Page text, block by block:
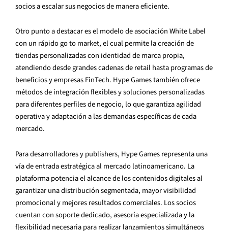
socios a escalar sus negocios de manera eficiente.
Otro punto a destacar es el modelo de asociación White Label
con un rápido go to market, el cual permite la creación de
tiendas personalizadas con identidad de marca propia,
atendiendo desde grandes cadenas de retail hasta programas de
beneficios y empresas FinTech. Hype Games también ofrece
métodos de integración flexibles y soluciones personalizadas
para diferentes perfiles de negocio, lo que garantiza agilidad
operativa y adaptación a las demandas específicas de cada
mercado.
Para desarrolladores y publishers, Hype Games representa una
vía de entrada estratégica al mercado latinoamericano. La
plataforma potencia el alcance de los contenidos digitales al
garantizar una distribución segmentada, mayor visibilidad
promocional y mejores resultados comerciales. Los socios
cuentan con soporte dedicado, asesoría especializada y la
flexibilidad necesaria para realizar lanzamientos simultáneos